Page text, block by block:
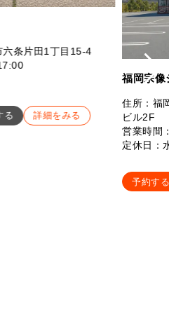
六条片田1丁目15-4
る 詳細をみる
福岡宗像
住所：福
ビル2F
営業時
定休日：
予約す